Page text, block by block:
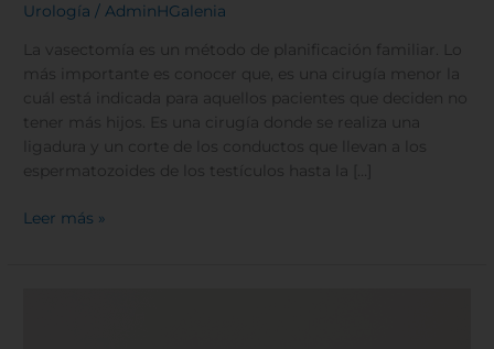
Urología /AdminHGalenia
La vasectomía es un método de planificación familiar. Lo
más importante es conocer que, es una cirugía menor la
cuál está indicada para aquellos pacientes que deciden no
tener más hijos. Es una cirugía donde se realiza una
ligadura y un corte de los conductos que llevan a los
espermatozoides de los testículos hasta la […]
método
Leer más »